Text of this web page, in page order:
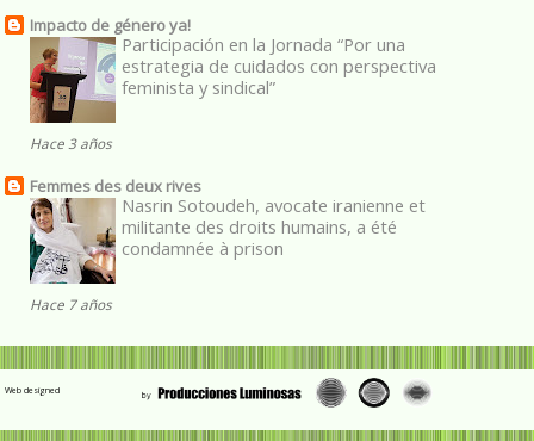
Impacto de género ya!
Participación en la Jornada “Por una
estrategia de cuidados con perspectiva
feminista y sindical”
Hace 3 años
Femmes des deux rives
Nasrin Sotoudeh, avocate iranienne et
militante des droits humains, a été
condamnée à prison
Hace 7 años
Web designed